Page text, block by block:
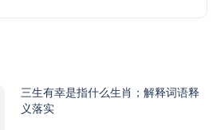
三生有幸是指什么生肖；解释词语释
义落实